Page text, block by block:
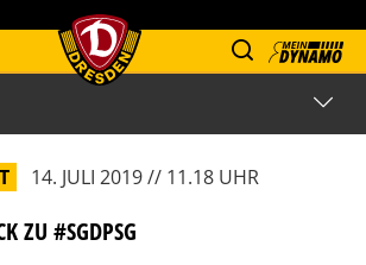
14. JULI 2019 // 11.18 UHR
ZU #SGDPSG